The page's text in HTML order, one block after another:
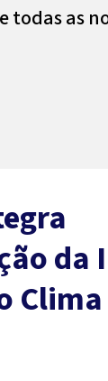
todas as
da